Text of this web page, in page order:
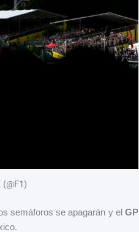
semáforos se apagarán y elGP